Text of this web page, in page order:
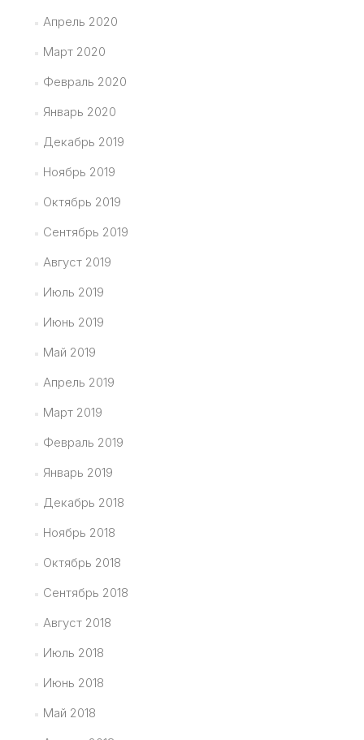
Апрель 2020
Март 2020
Февраль 2020
Январь 2020
Декабрь 2019
Ноябрь 2019
Октябрь 2019
Сентябрь 2019
Август 2019
Июль 2019
Июнь 2019
Май 2019
Апрель 2019
Март 2019
Февраль 2019
Январь 2019
Декабрь 2018
Ноябрь 2018
Октябрь 2018
Сентябрь 2018
Август 2018
Июль 2018
Июнь 2018
Май 2018